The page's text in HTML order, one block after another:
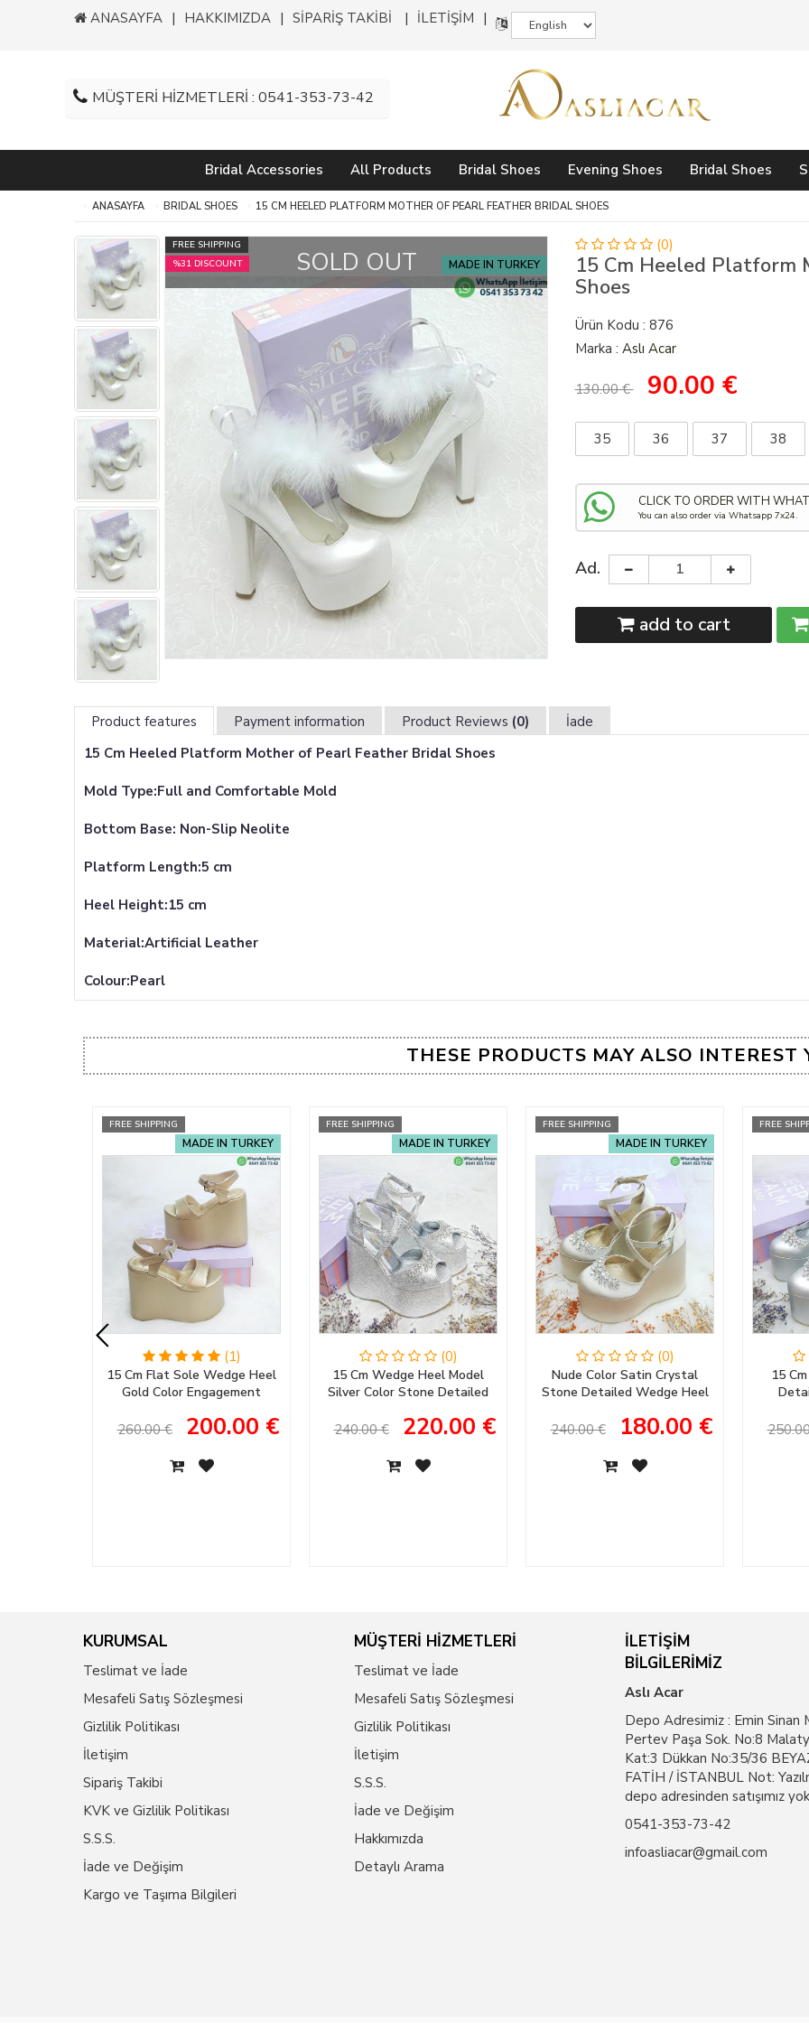
ANASAYFA HAKKIMIZDA SİPARİŞ TAKİBİ İLETİŞİM
MÜŞTERİ HİZMETLERİ : 0541-353-73-42
Bridal Accessories All Products Bridal Shoes Evening Shoes Bridal Shoes
ANASAYFA BRIDAL SHOES 15 CM HEELED PLATFORM MOTHER OF PEARL FEATHER BRIDAL SHOES
SOLD OUT
FREE SHIPPING
%31 DISCOUNT
MADE IN TURKEY
(0)
15 Cm Heeled Platform
Shoes
Ürün Kodu : 876
Marka : Aslı Acar
130.00 € 90.00 €
35 36 37 38
CLICK TO ORDER WITH
You can also order via Whatsapp 7x24.
Ad.
add to cart
Product features Payment information Product Reviews (0)
İade
15 Cm Heeled Platform Mother of Pearl Feather Bridal Shoes
Mold Type:Full and Comfortable Mold
Bottom Base: Non-Slip Neolite
Platform Length:5 cm
Heel Height:15 cm
Material:Artificial Leather
Colour:Pearl
THESE PRODUCTS MAY ALSO INTEREST
FREE SHIPPING
MADE IN TURKEY
(1)
15 Cm Flat Sole Wedge Heel
Gold Color Engagement
Shoes
260.00 € 200.00 €
FREE SHIPPING
MADE IN TURKEY
(0)
15 Cm Wedge Heel Model
Silver Color Stone Detailed
Engagement Shoes
240.00 € 220.00 €
FREE SHIPPING
MADE IN TURKEY
(0)
Nude Color Satin Crystal
Stone Detailed Wedge Heel
Wedding Shoes
240.00 € 180.00 €
FREE
15
KURUMSAL
Teslimat ve İade
Mesafeli Satış Sözleşmesi
Gizlilik Politikası
İletişim
Sipariş Takibi
KVK ve Gizlilik Politikası
S.S.S.
İade ve Değişim
Kargo ve Taşıma Bilgileri
MÜŞTERİ HİZMETLERİ
Teslimat ve İade
Mesafeli Satış Sözleşmesi
Gizlilik Politikası
İletişim
S.S.S.
İade ve Değişim
Hakkımızda
Detaylı Arama
İLETİŞİM
BİLGİLERİMİZ
Aslı Acar
Depo Adresimiz : Emin Sinan
Pertev Paşa Sok. No:8
Kat:3 Dükkan No:35/36
FATİH / İSTANBUL Not:
depo adresinden satışımız
0541-353-73-42
infoasliacar@gmail.com